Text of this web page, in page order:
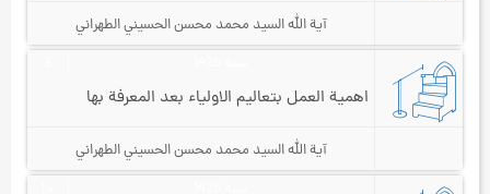
آية الله السيد محمد محسن الحسيني الطهراني
اهمية العمل بتعاليم الاولياء بعد المعرفة بها
آية الله السيد محمد محسن الحسيني الطهراني